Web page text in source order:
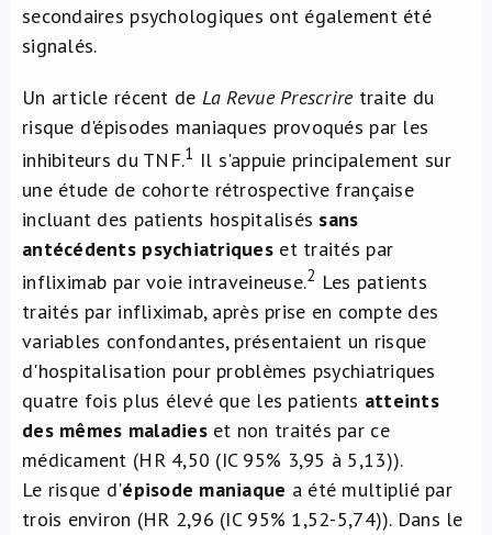
secondaires psychologiques ont également été
signalés.
Un article récent de La Revue Prescriretraite du
risque d'épisodes maniaques provoqués par les
inhibiteurs du TNF.1 Il s'appuie principalement sur
une étude de cohorte rétrospective française
incluant des patients hospitalisés sans
antécédents psychiatriques et traités par
infliximab par voie intraveineuse.2 Les patients
traités par infliximab, après prise en compte des
variables confondantes, présentaient un risque
d'hospitalisation pour problèmes psychiatriques
quatre fois plus élevé que les patients atteints
des mêmes maladies et non traités par ce
médicament (HR 4,50 (IC 95% 3,95 à 5,13)).
Le risque d'épisode maniaque a été multiplié par
trois environ (HR 2,96 (IC 95% 1,52-5,74)). Dans le